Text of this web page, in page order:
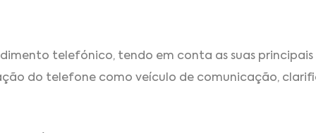
telefónico, tendo em conta as suas principais
do telefone como veículo de comunicação,